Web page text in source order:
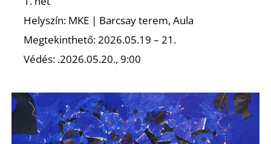
Helyszín: MKE | Barcsay terem, Aula
Megtekinthető: 2026.05.19 – 21.
Védés: .2026.05.20., 9:00